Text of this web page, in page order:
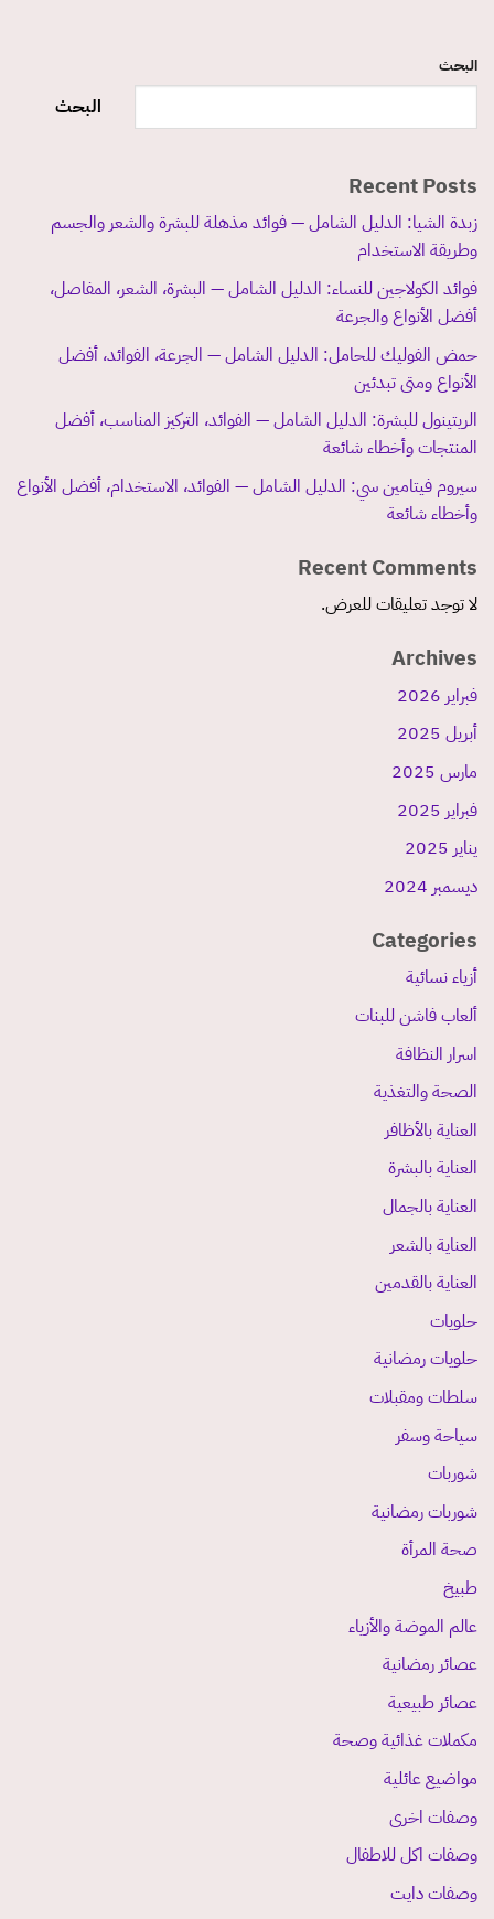
البحث
البحث
Recent Posts
زبدة الشيا: الدليل الشامل — فوائد مذهلة للبشرة والشعر والجسم
وطريقة الاستخدام
فوائد الكولاجين للنساء: الدليل الشامل — البشرة، الشعر، المفاصل،
أفضل الأنواع والجرعة
حمض الفوليك للحامل: الدليل الشامل — الجرعة، الفوائد، أفضل
الأنواع ومتى تبدئين
الريتينول للبشرة: الدليل الشامل — الفوائد، التركيز المناسب، أفضل
المنتجات وأخطاء شائعة
سيروم فيتامين سي: الدليل الشامل — الفوائد، الاستخدام، أفضل الأنواع
وأخطاء شائعة
Recent Comments
لا توجد تعليقات للعرض.
Archives
فبراير 2026
أبريل 2025
مارس 2025
فبراير 2025
يناير 2025
ديسمبر 2024
Categories
أزياء نسائية
ألعاب فاشن للبنات
اسرار النظافة
الصحة والتغذية
العناية بالأظافر
العناية بالبشرة
العناية بالجمال
العناية بالشعر
العناية بالقدمين
حلويات
حلويات رمضانية
سلطات ومقبلات
سياحة وسفر
شوربات
شوربات رمضانية
صحة المرأة
طبيخ
عالم الموضة والأزياء
عصائر رمضانية
عصائر طبيعية
مكملات غذائية وصحة
مواضيع عائلية
وصفات اخرى
وصفات اكل للاطفال
وصفات دايت